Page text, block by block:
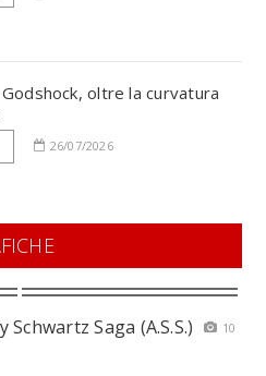
oltre la curvatura
26/07/2026
Saga (A.S.S.)
10